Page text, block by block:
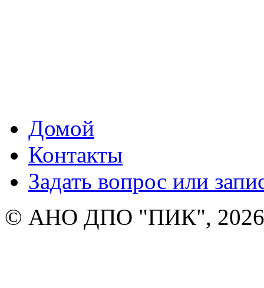
Домой
Контакты
Задать вопрос или
© АНО ДПО "ПИК", 2026